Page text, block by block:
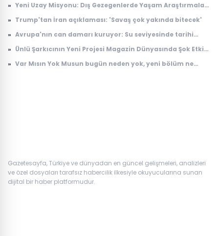
» Yeni Uzay Misyonu: Dış Gezegenlerde Yaşam Araştırmaları
» Trump'tan İran açıklaması: 'Savaş çok yakında bitecek'
» Avrupa'nın can damarı kuruyor: Su seviyesinde tarihi
» Ünlü Şarkıcının Yeni Projesi Magazin Dünyasında Şok Etkisi
» Var Mısın Yok Musun bugün neden yok, yeni bölüm ne
Gazetesayfa, Türkiye ve dünyadan en güncel gelişmeleri, analizleri
ve özel dosyaları tarafsız habercilik ilkesiyle okuyucularına sunan
dijital bir haber platformudur.